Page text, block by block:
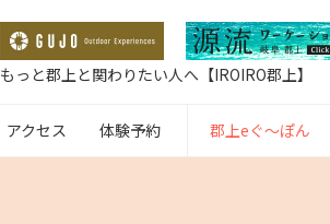
もっと郡上と関わりたい人へ【IROIRO郡上】
アクセス 体験予約 郡上eぐ〜ぽん